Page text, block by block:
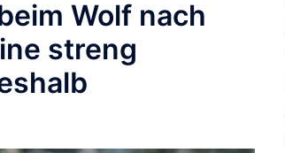
Wolf nach
streng